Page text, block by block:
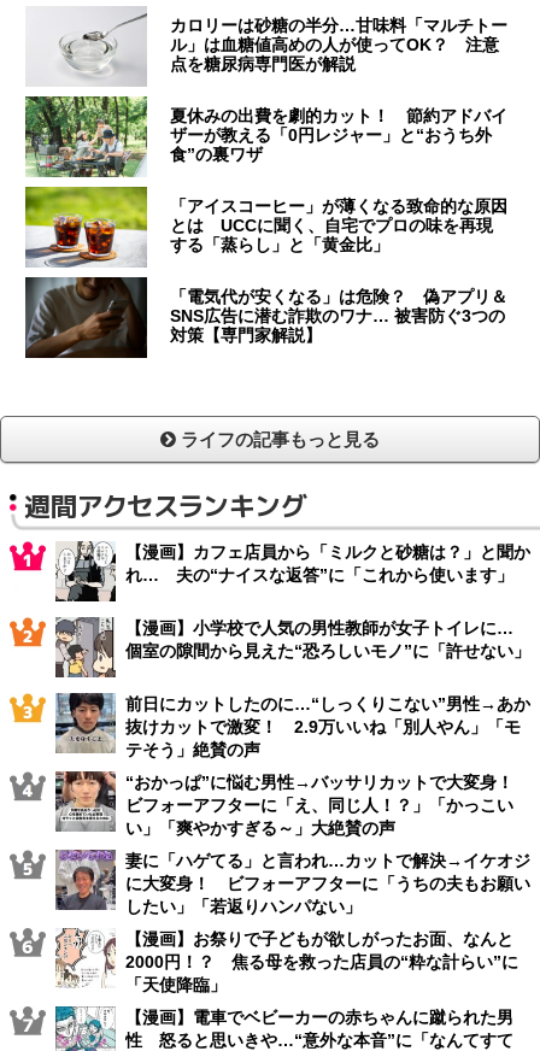
カロリーは砂糖の半分…甘味料「マルチトー
ル」は血糖値高めの人が使ってOK？ 注意
点を糖尿病専門医が解説
夏休みの出費を劇的カット！ 節約アドバイ
ザーが教える「0円レジャー」と“おうち外
食”の裏ワザ
「アイスコーヒー」が薄くなる致命的な原因
とは UCCに聞く、自宅でプロの味を再現
する「蒸らし」と「黄金比」
「電気代が安くなる」は危険？ 偽アプリ＆
SNS広告に潜む詐欺のワナ… 被害防ぐ3つの
対策【専門家解説】
ライフの記事もっと見る
週間アクセスランキング
【漫画】カフェ店員から「ミルクと砂糖は？」と聞か
れ… 夫の“ナイスな返答”に「これから使います」
【漫画】小学校で人気の男性教師が女子トイレに…
個室の隙間から見えた“恐ろしいモノ”に「許せない」
前日にカットしたのに…“しっくりこない”男性→あか
抜けカットで激変！ 2.9万いいね「別人やん」「モ
テそう」絶賛の声
“おかっぱ”に悩む男性→バッサリカットで大変身！
ビフォーアフターに「え、同じ人！？」「かっこい
い」「爽やかすぎる～」大絶賛の声
妻に「ハゲてる」と言われ…カットで解決→イケオジ
に大変身！ ビフォーアフターに「うちの夫もお願い
したい」「若返りハンパない」
【漫画】お祭りで子どもが欲しがったお面、なんと
2000円！？ 焦る母を救った店員の“粋な計らい”に
「天使降臨」
【漫画】電車でベビーカーの赤ちゃんに蹴られた男
性 怒ると思いきや…“意外な本音”に「なんてすて